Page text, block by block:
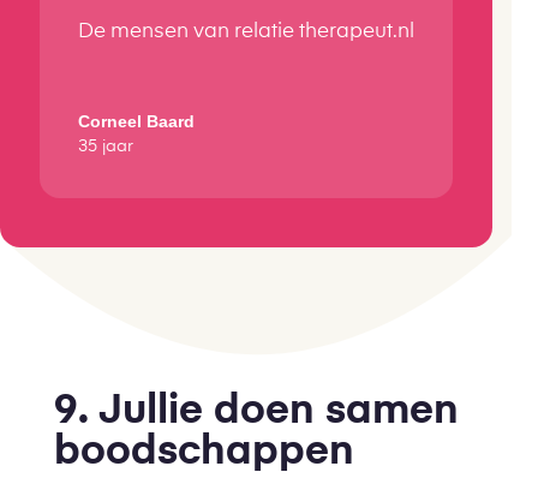
De mensen van relatie therapeut.nl
Corneel Baard
35 jaar
9. Jullie doen samen
boodschappen